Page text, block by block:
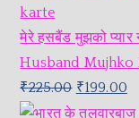
मेरे हसबैंड मुझको
Husband Mujhko
₹225.00 ₹199.00